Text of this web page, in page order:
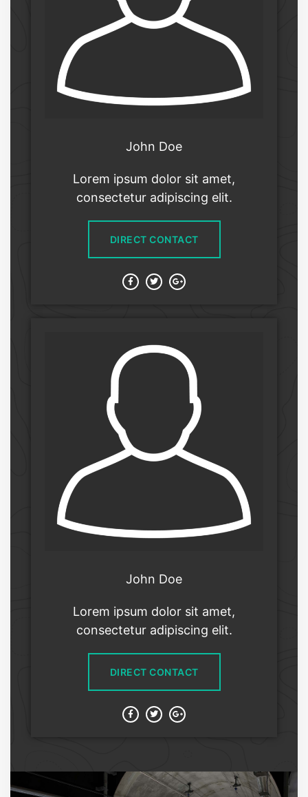
John Doe
Lorem ipsum dolor sit amet,
consectetur adipiscing elit.
DIRECT CONTACT
John Doe
Lorem ipsum dolor sit amet,
consectetur adipiscing elit.
DIRECT CONTACT